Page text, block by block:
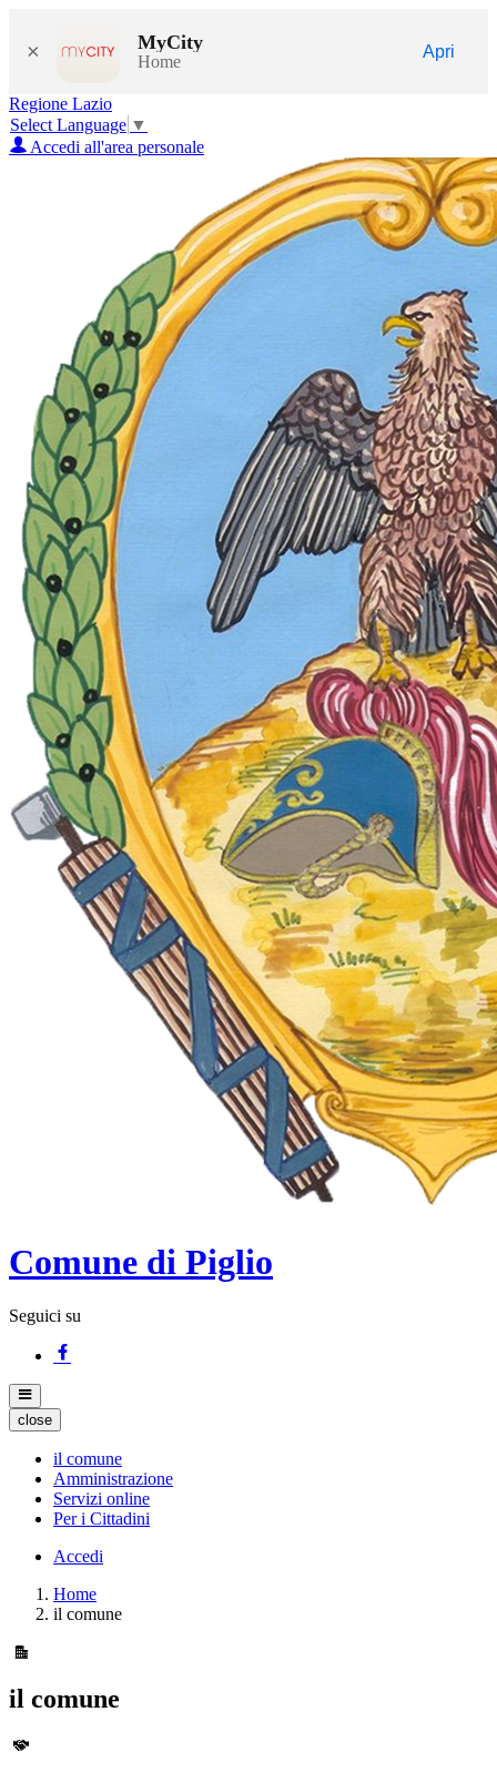
× MyCity
Home
Apri
Regione Lazio
Select Language ▼
Accedi all'area personale
Comune di Piglio
Seguici su
close
il comune
Amministrazione
Servizi online
Per i Cittadini
Accedi
Home
il comune
il comune